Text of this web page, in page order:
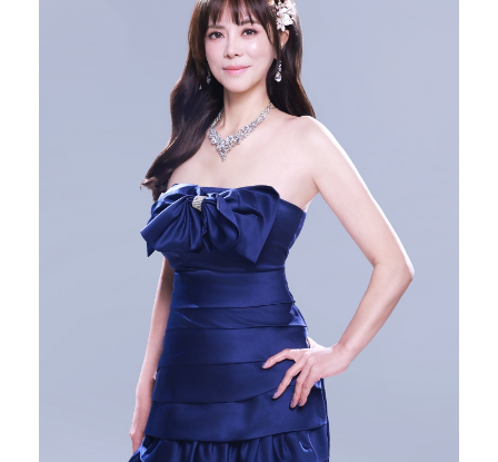
'1라운드 115위' 김민별, 2라운드 7타 줄이며 7…